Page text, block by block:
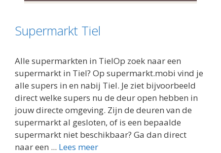
Supermarkt Tiel
Alle supermarkten in TielOp zoek naar een
supermarkt in Tiel? Op supermarkt.mobi vind je
alle supers in en nabij Tiel. Je ziet bijvoorbeeld
direct welke supers nu de deur open hebben in
jouw directe omgeving. Zijn de deuren van de
supermarkt al gesloten, of is een bepaalde
supermarkt niet beschikbaar? Ga dan direct
naar een ... Lees meer